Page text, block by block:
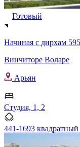
Готовый
Начиная с дирхам
Винчиторе Воларе
Арьян
Студия, 1, 2
441-1693